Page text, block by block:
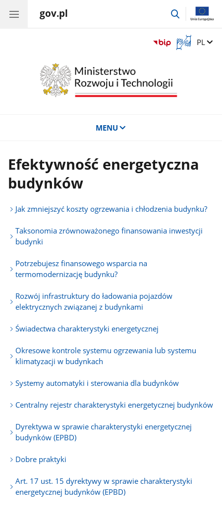
gov.pl
przejdź
Otwórz
okno
migowego
Zmień
PL
MENU
Efektywność energetyczna
budynków
Jak zmniejszyć koszty ogrzewania i chłodzenia budynku?
Taksonomia zrównoważonego finansowania inwestycji
budynki
Potrzebujesz finansowego wsparcia na
termomodernizację budynku?
Rozwój infrastruktury do ładowania pojazdów
elektrycznych związanej z budynkami
Świadectwa charakterystyki energetycznej
Okresowe kontrole systemu ogrzewania lub systemu
klimatyzacji w budynkach
Systemy automatyki i sterowania dla budynków
Centralny rejestr charakterystyki energetycznej budynków
Dyrektywa w sprawie charakterystyki energetycznej
budynków (EPBD)
Dobre praktyki
Art. 17 ust. 15 dyrektywy w sprawie charakterystyki
energetycznej budynków (EPBD)